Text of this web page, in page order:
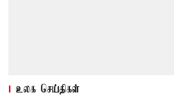
உலக செய்திகள்